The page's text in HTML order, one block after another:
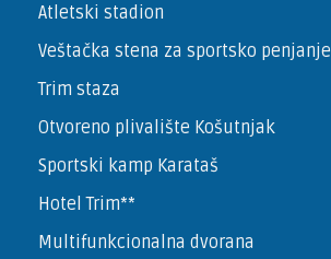
Atletski stadion
Veštačka stena za sportsko penjanje
Trim staza
Otvoreno plivalište Košutnjak
Sportski kamp Karataš
Hotel Trim**
Multifunkcionalna dvorana